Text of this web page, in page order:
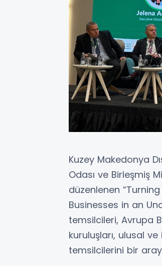
Kuzey Makedonya
Odası ve Birleşmiş
düzenlenen
Businesses in an
temsilcileri, Avrupa
kuruluşları, ulusal
temsilcilerini bir